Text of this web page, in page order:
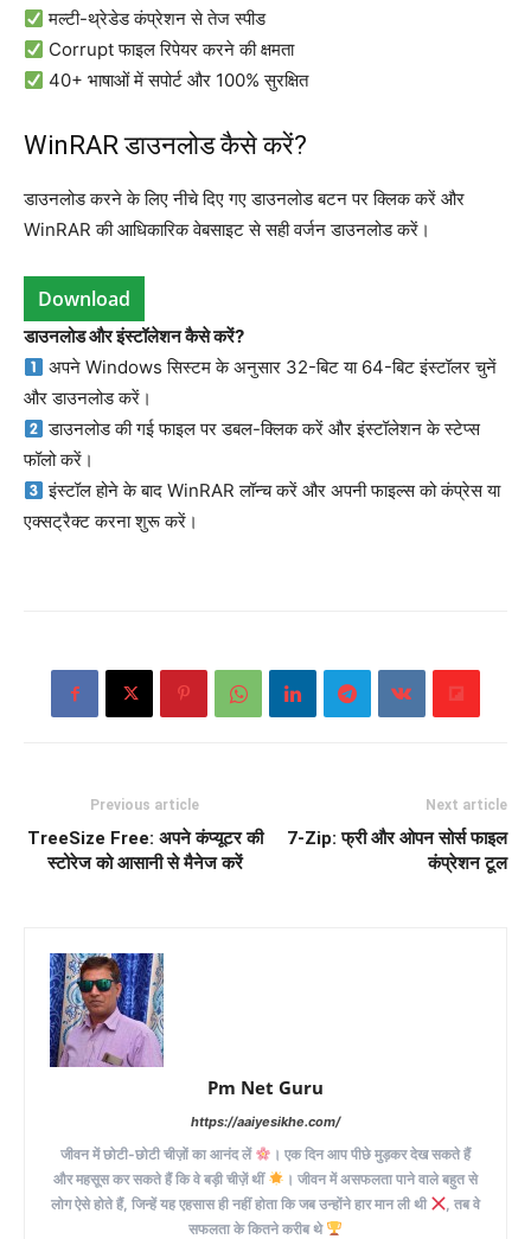
मल्टी-थ्रेडेड कंप्रेशन से तेज स्पीड
Corrupt फाइल रिपेयर करने की क्षमता
40+ भाषाओं में सपोर्ट और 100% सुरक्षित
WinRAR डाउनलोड कैसे करें?
डाउनलोड करने के लिए नीचे दिए गए डाउनलोड बटन पर क्लिक करें और
WinRAR की आधिकारिक वेबसाइट से सही वर्जन डाउनलोड करें।
Download
डाउनलोड और इंस्टॉलेशन कैसे करें?
अपने Windows सिस्टम के अनुसार 32-बिट या 64-बिट इंस्टॉलर चुनें
और डाउनलोड करें।
डाउनलोड की गई फाइल पर डबल-क्लिक करें और इंस्टॉलेशन के स्टेप्स
फॉलो करें।
इंस्टॉल होने के बाद WinRAR लॉन्च करें और अपनी फाइल्स को कंप्रेस या
एक्सट्रैक्ट करना शुरू करें।
Previous article
TreeSize Free: अपने कंप्यूटर की
स्टोरेज को आसानी से मैनेज करें
Next article
7-Zip: फ्री और ओपन सोर्स फाइल
कंप्रेशन टूल
Pm Net Guru
https://aaiyesikhe.com/
जीवन में छोटी-छोटी चीज़ों का आनंद लें
। एक दिन आप पीछे मुड़कर देख सकते हैं
और महसूस कर सकते हैं कि वे बड़ी चीज़ें थीं
। जीवन में असफलता पाने वाले बहुत से
लोग ऐसे होते हैं, जिन्हें यह एहसास ही नहीं होता कि जब उन्होंने हार मान ली थी
, तब वे
सफलता के कितने करीब थे